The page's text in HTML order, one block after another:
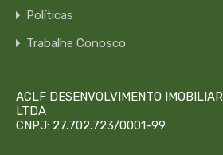
Políticas
Trabalhe Conosco
ACLF DESENVOLVIMENTO
LTDA
CNPJ: 27.702.723/0001-99